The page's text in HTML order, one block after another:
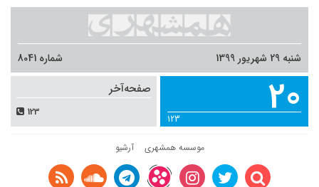
20
123
شنبه 29 شهریور 1399 شماره 8041
صفحه‌آخر
123
موسسه همشهری آرشیو